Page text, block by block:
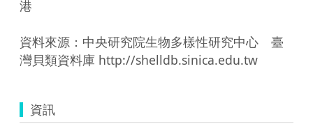
港
資料來源：中央研究院生物多樣性研究中心　臺
灣貝類資料庫 http://shelldb.sinica.edu.tw
資訊